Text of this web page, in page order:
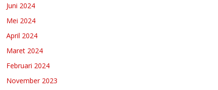
Juni 2024
Mei 2024
April 2024
Maret 2024
Februari 2024
November 2023